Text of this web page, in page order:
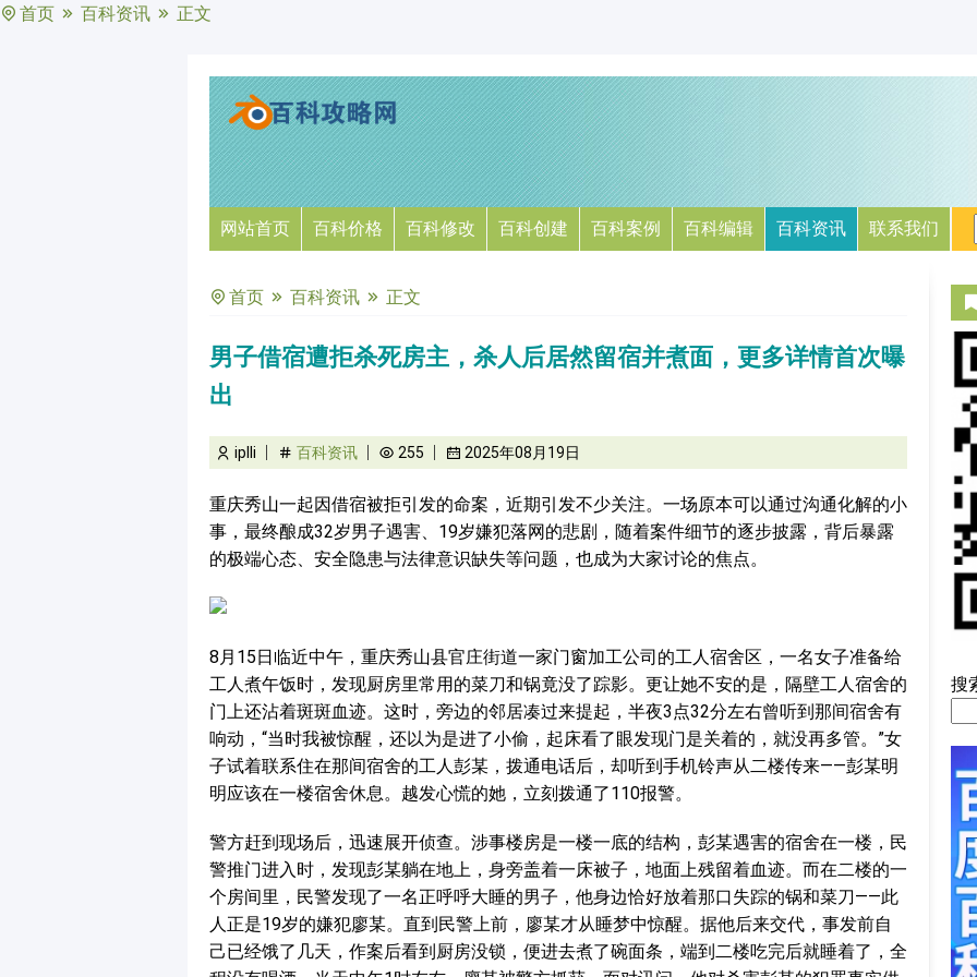
首页 百科资讯 正文
网站首页 百科价格 百科修改 百科创建 百科案例 百科编辑 百科资讯 联系我们
首页 百科资讯 正文
男子借宿遭拒杀死房主，杀人后居然留宿并煮面，更多详情首次曝
出
iplli 百科资讯 255 2025年08月19日
重庆秀山一起因借宿被拒引发的命案，近期引发不少关注。一场原本可以通过沟通化解的小
事，最终酿成32岁男子遇害、19岁嫌犯落网的悲剧，随着案件细节的逐步披露，背后暴露
的极端心态、安全隐患与法律意识缺失等问题，也成为大家讨论的焦点。
8月15日临近中午，重庆秀山县官庄街道一家门窗加工公司的工人宿舍区，一名女子准备给
工人煮午饭时，发现厨房里常用的菜刀和锅竟没了踪影。更让她不安的是，隔壁工人宿舍的
门上还沾着斑斑血迹。这时，旁边的邻居凑过来提起，半夜3点32分左右曾听到那间宿舍有
响动，“当时我被惊醒，还以为是进了小偷，起床看了眼发现门是关着的，就没再多管。”女
子试着联系住在那间宿舍的工人彭某，拨通电话后，却听到手机铃声从二楼传来——彭某明
明应该在一楼宿舍休息。越发心慌的她，立刻拨通了110报警。
警方赶到现场后，迅速展开侦查。涉事楼房是一楼一底的结构，彭某遇害的宿舍在一楼，民
警推门进入时，发现彭某躺在地上，身旁盖着一床被子，地面上残留着血迹。而在二楼的一
个房间里，民警发现了一名正呼呼大睡的男子，他身边恰好放着那口失踪的锅和菜刀——此
人正是19岁的嫌犯廖某。直到民警上前，廖某才从睡梦中惊醒。据他后来交代，事发前自
己已经饿了几天，作案后看到厨房没锁，便进去煮了碗面条，端到二楼吃完后就睡着了，全
搜